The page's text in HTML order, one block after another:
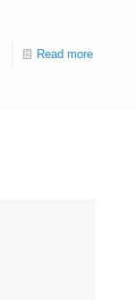
Read more